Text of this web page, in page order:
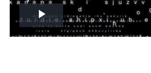
Play